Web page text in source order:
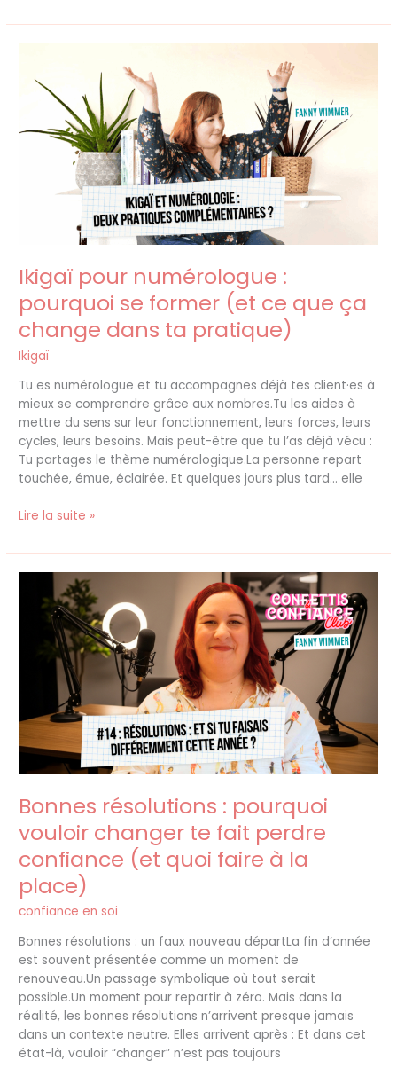
Ikigaï pour numérologue :
pourquoi se former (et ce que ça
change dans ta pratique)
Ikigaï
Tu es numérologue et tu accompagnes déjà tes client·es à
mieux se comprendre grâce aux nombres.Tu les aides à
mettre du sens sur leur fonctionnement, leurs forces, leurs
cycles, leurs besoins. Mais peut-être que tu l’as déjà vécu :
Tu partages le thème numérologique.La personne repart
touchée, émue, éclairée. Et quelques jours plus tard… elle
numérologue
pourquoi
dans
pratique)
Lire la suite »
Bonnes résolutions : pourquoi
vouloir changer te fait perdre
confiance (et quoi faire à la
place)
confiance en soi
Bonnes résolutions : un faux nouveau départLa fin d’année
est souvent présentée comme un moment de
renouveau.Un passage symbolique où tout serait
possible.Un moment pour repartir à zéro. Mais dans la
réalité, les bonnes résolutions n’arrivent presque jamais
dans un contexte neutre. Elles arrivent après : Et dans cet
état-là, vouloir “changer” n’est pas toujours
résolutions
pourquoi
vouloir
changer
perdre
confiance
faire
la
place)